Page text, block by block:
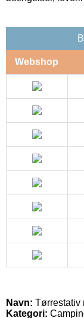
Webshop
Navn: Tørrestativ
Kategori: